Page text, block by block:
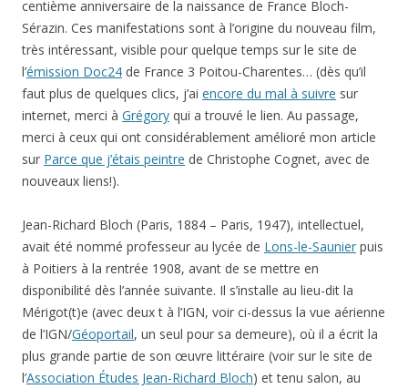
centième anniversaire de la naissance de France Bloch-
Sérazin. Ces manifestations sont à l’origine du nouveau film,
très intéressant, visible pour quelque temps sur le site de
l’émission Doc24 de France 3 Poitou-Charentes… (dès qu’il
faut plus de quelques clics, j’ai encore du mal à suivre sur
internet, merci à Grégory qui a trouvé le lien. Au passage,
merci à ceux qui ont considérablement amélioré mon article
sur Parce que j’étais peintre de Christophe Cognet, avec de
nouveaux liens!).
Jean-Richard Bloch (Paris, 1884 – Paris, 1947), intellectuel,
avait été nommé professeur au lycée de Lons-le-Saunier puis
à Poitiers à la rentrée 1908, avant de se mettre en
disponibilité dès l’année suivante. Il s’installe au lieu-dit la
Mérigot(t)e (avec deux t à l’IGN, voir ci-dessus la vue aérienne
de l’IGN/Géoportail, un seul pour sa demeure), où il a écrit la
plus grande partie de son œuvre littéraire (voir sur le site de
l’Association Études Jean-Richard Bloch) et tenu salon, au